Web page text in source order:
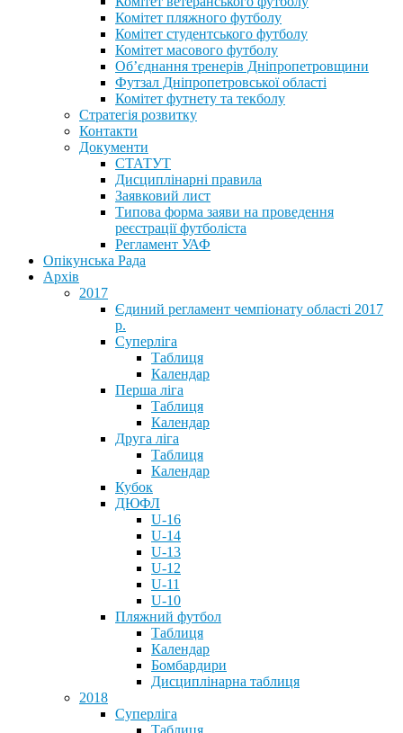
Комітет пляжного футболу
Комітет студентського футболу
Комітет масового футболу
Обʼєднання тренерів Дніпропетровщини
Футзал Дніпропетровської області
Комітет футнету та текболу
Стратегія розвитку
Контакти
Документи
СТАТУТ
Дисциплінарні правила
Заявковий лист
Типова форма заяви на проведення
реєстрації футболіста
Регламент УАФ
Опікунська Рада
Архів
2017
Єдиний регламент чемпіонату області 2017
р.
Суперліга
Таблиця
Календар
Перша ліга
Таблиця
Календар
Друга ліга
Таблиця
Календар
Кубок
ДЮФЛ
U-16
U-14
U-13
U-12
U-11
U-10
Пляжний футбол
Таблиця
Календар
Бомбардири
Дисциплінарна таблиця
2018
Суперліга
Таблиця